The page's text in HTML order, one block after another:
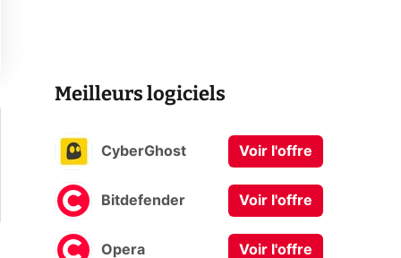
Meilleurs logiciels
CyberGhost Voir l'offre
Bitdefender Voir l'offre
Opera Voir l'offre